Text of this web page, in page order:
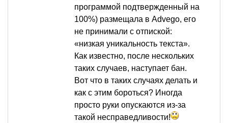
программой подтвержденный на
100%) размещала в Advego, его
не принимали с отпиской:
«низкая уникальность текста».
Как известно, после нескольких
таких случаев, наступает бан.
Вот что в таких случаях делать и
как с этим бороться? Иногда
просто руки опускаются из-за
такой несправедливости!